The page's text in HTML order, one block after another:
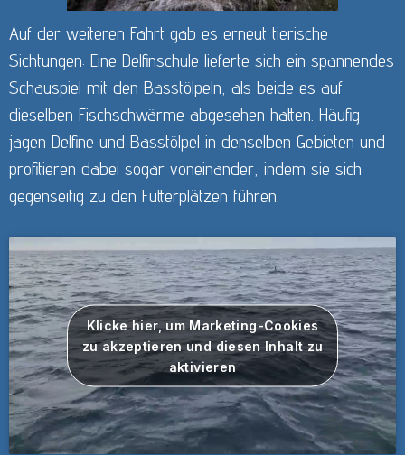
Auf der weiteren Fahrt gab es erneut tierische
Sichtungen: Eine Delfinschule lieferte sich ein spannendes
Schauspiel mit den Basstölpeln, als beide es auf
dieselben Fischschwärme abgesehen hatten. Häufig
jagen Delfine und Basstölpel in denselben Gebieten und
profitieren dabei sogar voneinander, indem sie sich
gegenseitig zu den Futterplätzen führen.
Klicke hier, um Marketing-Cookies
zu akzeptieren und diesen Inhalt zu
aktivieren